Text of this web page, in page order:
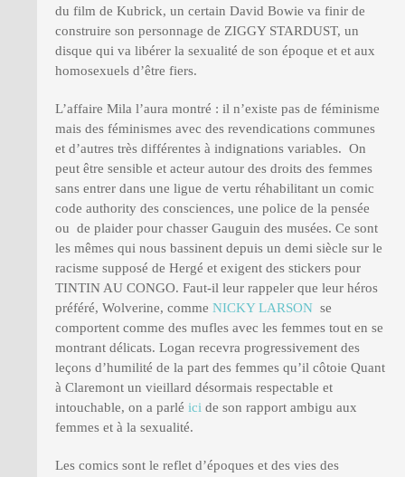
du film de Kubrick, un certain David Bowie va finir de
construire son personnage de ZIGGY STARDUST, un
disque qui va libérer la sexualité de son époque et et aux
homosexuels d’être fiers.
L’affaire Mila l’aura montré : il n’existe pas de féminisme
mais des féminismes avec des revendications communes
et d’autres très différentes à indignations variables. On
peut être sensible et acteur autour des droits des femmes
sans entrer dans une ligue de vertu réhabilitant un comic
code authority des consciences, une police de la pensée
ou de plaider pour chasser Gauguin des musées. Ce sont
les mêmes qui nous bassinent depuis un demi siècle sur le
racisme supposé de Hergé et exigent des stickers pour
TINTIN AU CONGO. Faut-il leur rappeler que leur héros
préféré, Wolverine, comme NICKY LARSON se
comportent comme des mufles avec les femmes tout en se
montrant délicats. Logan recevra progressivement des
leçons d’humilité de la part des femmes qu’il côtoie Quant
à Claremont un vieillard désormais respectable et
intouchable, on a parlé ici de son rapport ambigu aux
femmes et à la sexualité.
Les comics sont le reflet d’époques et des vies des